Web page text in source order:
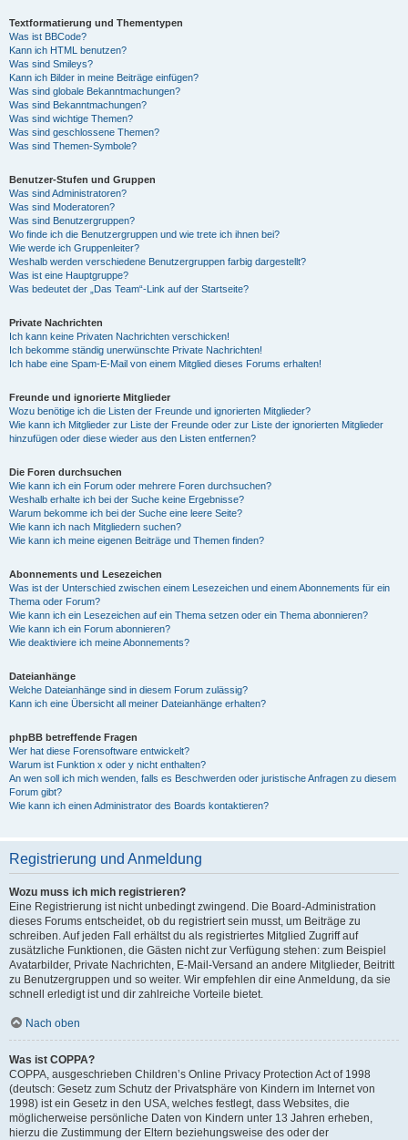
Textformatierung und Thementypen
Was ist BBCode?
Kann ich HTML benutzen?
Was sind Smileys?
Kann ich Bilder in meine Beiträge einfügen?
Was sind globale Bekanntmachungen?
Was sind Bekanntmachungen?
Was sind wichtige Themen?
Was sind geschlossene Themen?
Was sind Themen-Symbole?
Benutzer-Stufen und Gruppen
Was sind Administratoren?
Was sind Moderatoren?
Was sind Benutzergruppen?
Wo finde ich die Benutzergruppen und wie trete ich ihnen bei?
Wie werde ich Gruppenleiter?
Weshalb werden verschiedene Benutzergruppen farbig dargestellt?
Was ist eine Hauptgruppe?
Was bedeutet der „Das Team“-Link auf der Startseite?
Private Nachrichten
Ich kann keine Privaten Nachrichten verschicken!
Ich bekomme ständig unerwünschte Private Nachrichten!
Ich habe eine Spam-E-Mail von einem Mitglied dieses Forums erhalten!
Freunde und ignorierte Mitglieder
Wozu benötige ich die Listen der Freunde und ignorierten Mitglieder?
Wie kann ich Mitglieder zur Liste der Freunde oder zur Liste der ignorierten Mitglieder
hinzufügen oder diese wieder aus den Listen entfernen?
Die Foren durchsuchen
Wie kann ich ein Forum oder mehrere Foren durchsuchen?
Weshalb erhalte ich bei der Suche keine Ergebnisse?
Warum bekomme ich bei der Suche eine leere Seite?
Wie kann ich nach Mitgliedern suchen?
Wie kann ich meine eigenen Beiträge und Themen finden?
Abonnements und Lesezeichen
Was ist der Unterschied zwischen einem Lesezeichen und einem Abonnements für ein
Thema oder Forum?
Wie kann ich ein Lesezeichen auf ein Thema setzen oder ein Thema abonnieren?
Wie kann ich ein Forum abonnieren?
Wie deaktiviere ich meine Abonnements?
Dateianhänge
Welche Dateianhänge sind in diesem Forum zulässig?
Kann ich eine Übersicht all meiner Dateianhänge erhalten?
phpBB betreffende Fragen
Wer hat diese Forensoftware entwickelt?
Warum ist Funktion x oder y nicht enthalten?
An wen soll ich mich wenden, falls es Beschwerden oder juristische Anfragen zu diesem
Forum gibt?
Wie kann ich einen Administrator des Boards kontaktieren?
Registrierung und Anmeldung
Wozu muss ich mich registrieren?
Eine Registrierung ist nicht unbedingt zwingend. Die Board-Administration
dieses Forums entscheidet, ob du registriert sein musst, um Beiträge zu
schreiben. Auf jeden Fall erhältst du als registriertes Mitglied Zugriff auf
zusätzliche Funktionen, die Gästen nicht zur Verfügung stehen: zum Beispiel
Avatarbilder, Private Nachrichten, E-Mail-Versand an andere Mitglieder, Beitritt
zu Benutzergruppen und so weiter. Wir empfehlen dir eine Anmeldung, da sie
schnell erledigt ist und dir zahlreiche Vorteile bietet.
Nach oben
Was ist COPPA?
COPPA, ausgeschrieben Children’s Online Privacy Protection Act of 1998
(deutsch: Gesetz zum Schutz der Privatsphäre von Kindern im Internet von
1998) ist ein Gesetz in den USA, welches festlegt, dass Websites, die
möglicherweise persönliche Daten von Kindern unter 13 Jahren erheben,
hierzu die Zustimmung der Eltern beziehungsweise des oder der